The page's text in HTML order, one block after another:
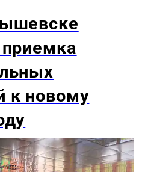
к новому